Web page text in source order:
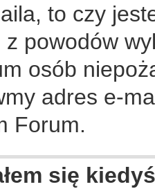
to czy
z powodów
osób
adres e-
Forum.
się